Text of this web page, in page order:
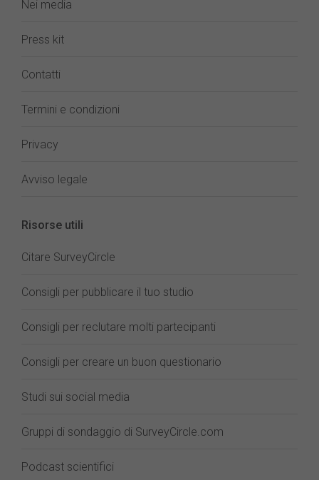
Nei media
Press kit
Contatti
Termini e condizioni
Privacy
Avviso legale
Risorse utili
Citare SurveyCircle
Consigli per pubblicare il tuo studio
Consigli per reclutare molti partecipanti
Consigli per creare un buon questionario
Studi sui social media
Gruppi di sondaggio di SurveyCircle.com
Podcast scientifici